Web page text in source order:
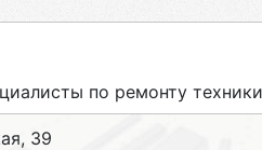
по ремонту
39